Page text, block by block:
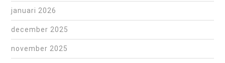
januari 2026
december 2025
november 2025